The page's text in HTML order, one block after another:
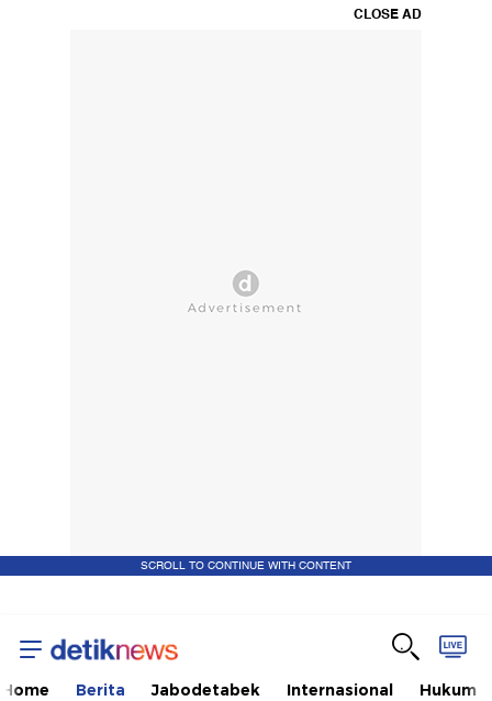
CLOSE AD
SCROLL TO CONTINUE WITH CONTENT
Home Berita Jabodetabek Internasional Hukum